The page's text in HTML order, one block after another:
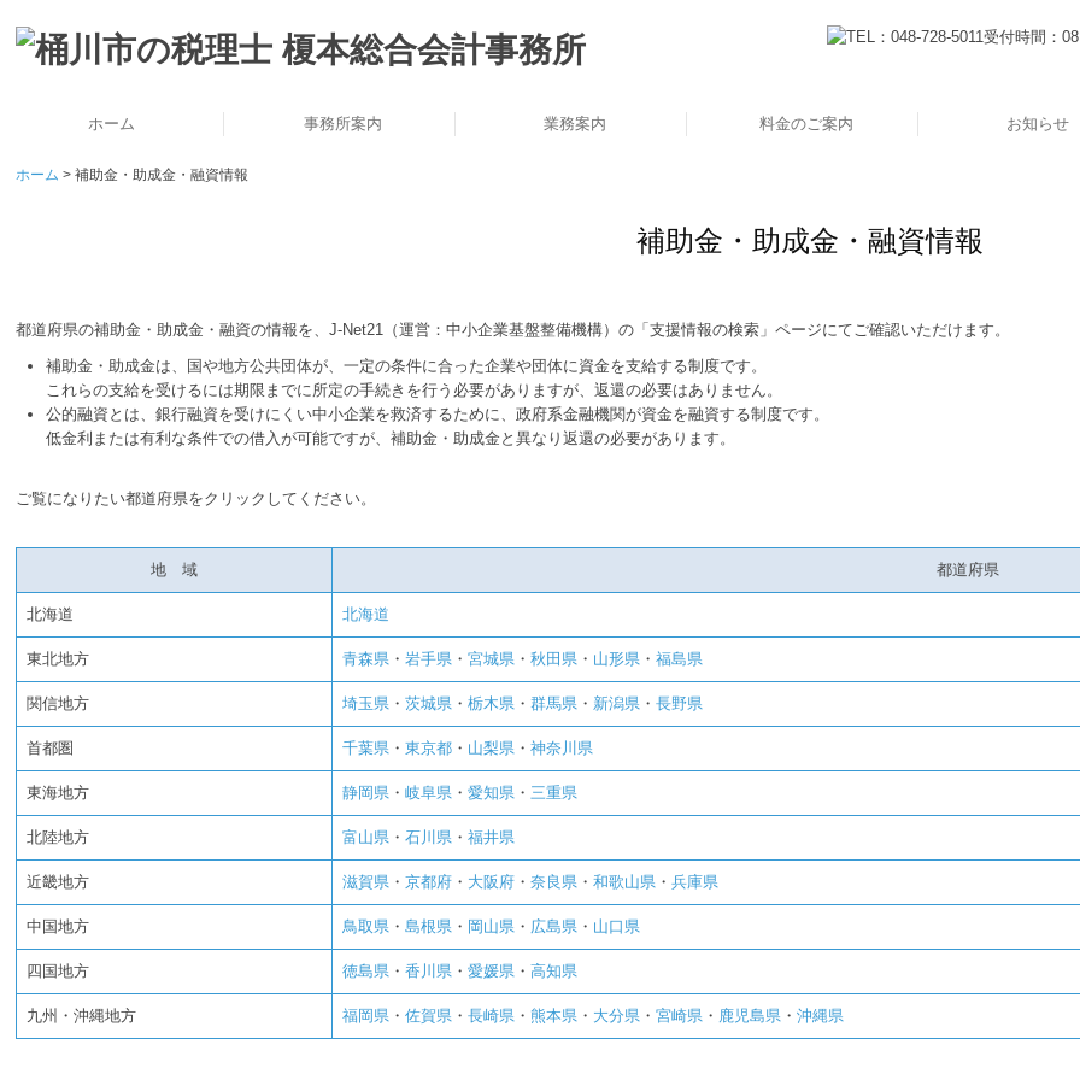
ホーム 事務所案内 業務案内 料金のご案内 お知らせ
ホーム 補助金・助成金・融資情報
補助金・助成金・融資情報
都道府県の補助金・助成金・融資の情報を、J-Net21（運営：中小企業基盤整備機構）の「支援情報の検索」ページにてご確認いただけます。
補助金・助成金は、国や地方公共団体が、一定の条件に合った企業や団体に資金を支給する制度です。
これらの支給を受けるには期限までに所定の手続きを行う必要がありますが、返還の必要はありません。
公的融資とは、銀行融資を受けにくい中小企業を救済するために、政府系金融機関が資金を融資する制度です。
低金利または有利な条件での借入が可能ですが、補助金・助成金と異なり返還の必要があります。
ご覧になりたい都道府県をクリックしてください。
地 域 都道府県
北海道 北海道
東北地方 青森県 ・岩手県 ・宮城県 ・秋田県 ・ 山形県 ・福島県
関信地方 埼玉県 ・茨城県 ・栃木県 ・群馬県 ・ 新潟県 ・長野県
首都圏 千葉県 ・東京都 ・ 山梨県 ・神奈川県
東海地方 静岡県 ・岐阜県 ・愛知県 ・三重県
北陸地方 富山県 ・石川県 ・福井県
近畿地方 滋賀県 ・京都府 ・ 大阪府 ・奈良県 ・和歌山県 ・兵庫県
中国地方 鳥取県 ・島根県 ・ 岡山県 ・ 広島県 ・ 山口県
四国地方 徳島県 ・香川県 ・愛媛県 ・高知県
九州・沖縄地方 福岡県 ・佐賀県 ・長崎県 ・ 熊本県 ・ 大分県 ・宮崎県 ・ 鹿児島県 ・沖縄県